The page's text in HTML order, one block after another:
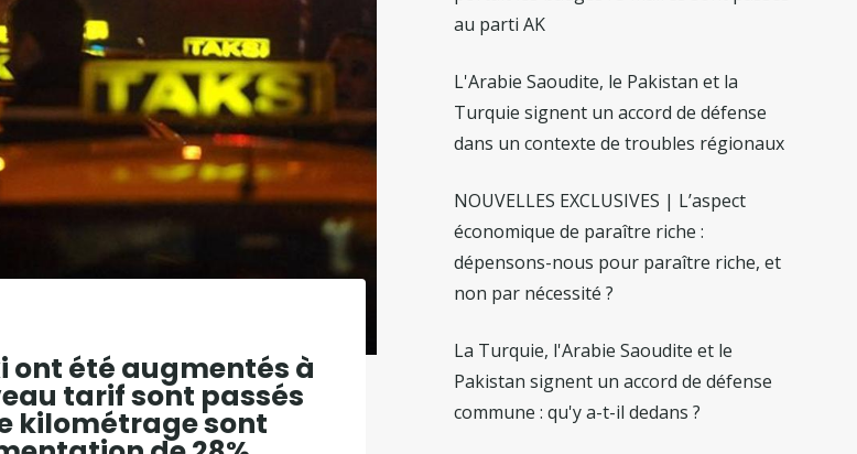
ont été augmentés à
tarif sont passés
kilométrage sont
au parti AK
L'Arabie Saoudite, le Pakistan et la
Turquie signent un accord de défense
dans un contexte de troubles régionaux
NOUVELLES EXCLUSIVES | L’aspect
économique de paraître riche :
dépensons-nous pour paraître riche, et
non par nécessité ?
La Turquie, l'Arabie Saoudite et le
Pakistan signent un accord de défense
commune : qu'y a-t-il dedans ?